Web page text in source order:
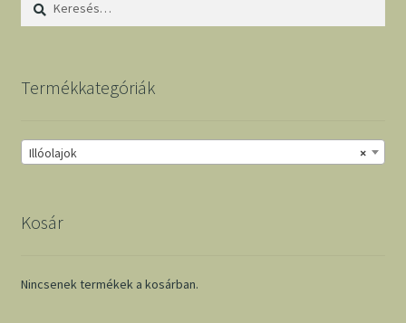
Termékkategóriák
×
Illóolajok
Kosár
Nincsenek termékek a kosárban.